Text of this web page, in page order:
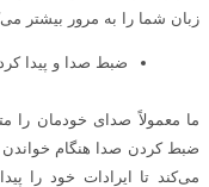
زبان شما را به مرور بیشتر
ضبط صدا و پیدا
ما معمولاً صدای خودمان را
ضبط کردن صدا هنگام
می‌کند تا ایرادات خود را